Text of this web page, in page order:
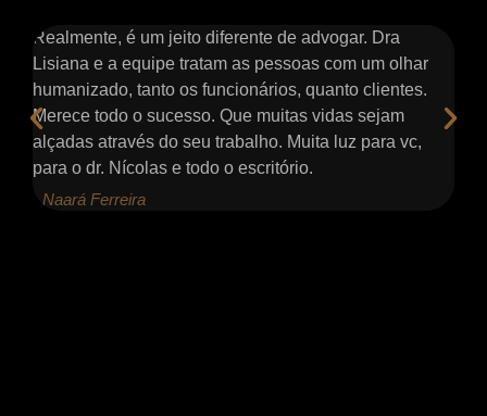
Realmente, é um jeito diferente de advogar. Dra
Lisiana e a equipe tratam as pessoas com um olhar
humanizado, tanto os funcionários, quanto clientes.
Merece todo o sucesso. Que muitas vidas sejam
alçadas através do seu trabalho. Muita luz para vc,
para o dr. Nícolas e todo o escritório.
- Naará Ferreira